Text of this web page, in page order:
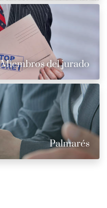
Miembros del jurado
Palmarés